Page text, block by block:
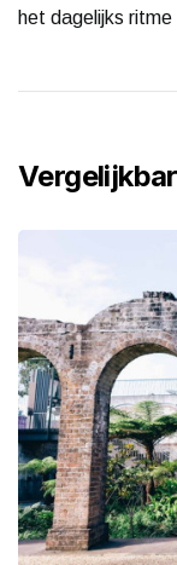
het dagelijks